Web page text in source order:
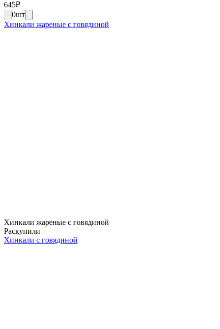
645₽
0шт
Хинкали жареные с говядиной
Хинкали жареные с говядиной
Раскупили
Хинкали с говядиной